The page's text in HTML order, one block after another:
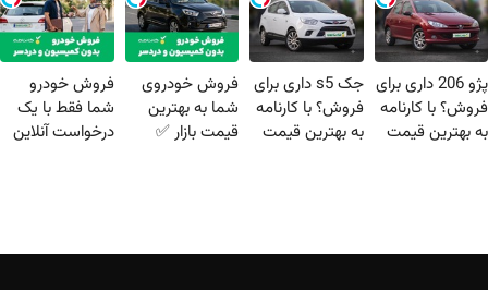
پژو 206 داری برای
فروش؟ با کارنامه
به بهترین قیمت
جک s5 داری برای
فروش؟ با کارنامه
به بهترین قیمت
فروش خودروی
شما به بهترین
قیمت بازار ✅
فروش خودرو
شما فقط با یک
درخواست آنلاین